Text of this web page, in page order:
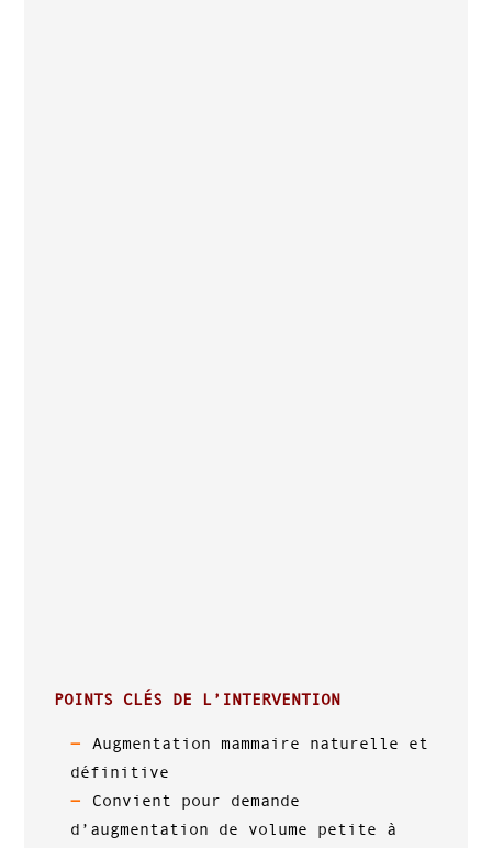
POINTS CLÉS DE L’INTERVENTION
Augmentation mammaire naturelle et
définitive
Convient pour demande
d’augmentation de volume petite à